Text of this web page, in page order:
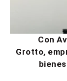
Con
Grotto,